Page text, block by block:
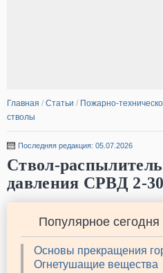
Главная / Статьи / Пожарно-
стволы
Последняя редакция: 05.07.2026
Ствол-
давления СРВД 2-
Популярное сегодня
Основы прекращения
Огнетушащие вещества